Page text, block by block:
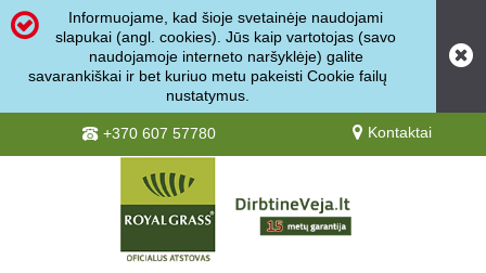
Informuojame, kad šioje svetainėje naudojami
slapukai (angl. cookies). Jūs kaip vartotojas (savo
naudojamoje interneto naršyklėje) galite
savarankiškai ir bet kuriuo metu pakeisti Cookie failų
nustatymus.
+370 607 57780 Kontaktai